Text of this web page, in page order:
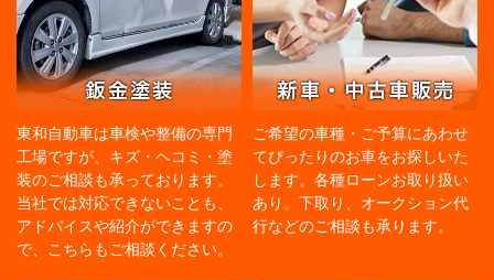
東和自動車は車検や整備の専門
工場ですが、キズ・ヘコミ・塗
装のご相談も承っております。
当社では対応できないことも、
アドバイスや紹介ができますの
で、こちらもご相談ください。
ご希望の車種・ご予算にあわせ
てぴったりのお車をお探しいた
します。各種ローンお取り扱い
あり。下取り、オークション代
行などのご相談も承ります。